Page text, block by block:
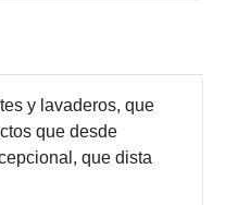
y lavaderos, que
que desde
que dista